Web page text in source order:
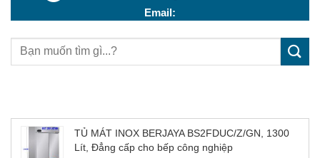
Email:
TỦ MÁT INOX BERJAYA BS2FDUC/Z/GN, 1300
Lít, Đẳng cấp cho bếp công nghiệp